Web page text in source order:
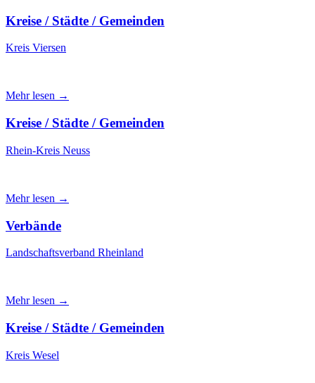
Kreise / Städte / Gemeinden
Kreis Viersen
Mehr lesen →
Kreise / Städte / Gemeinden
Rhein-Kreis Neuss
Mehr lesen →
Verbände
Landschaftsverband Rheinland
Mehr lesen →
Kreise / Städte / Gemeinden
Kreis Wesel